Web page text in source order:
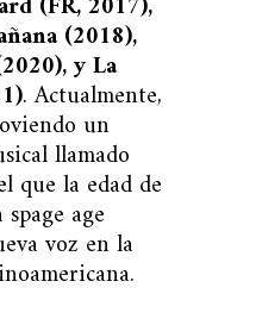
(2018),
y La
. Actualmente,
un
llamado
que la edad de
age
voz en la